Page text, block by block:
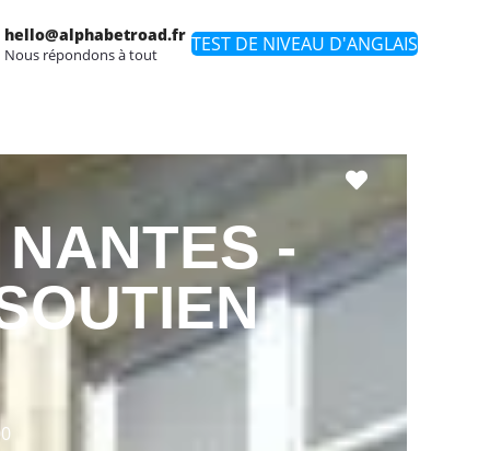
hello@alphabetroad.fr
Nous répondons à tout TEST DE NIVEAU D'ANGLAIS
Favori
-